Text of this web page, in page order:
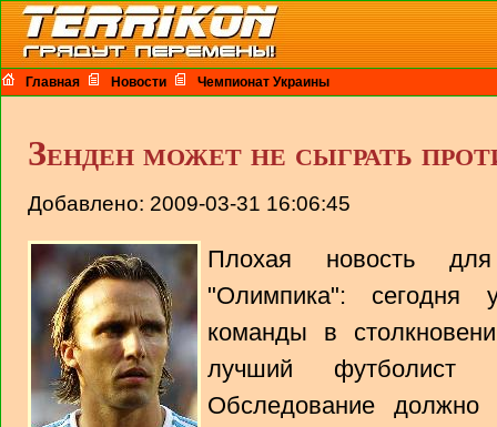
Главная Новости Чемпионат Украины
Зенден может не сыграть
Добавлено: 2009-03-31 16:06:45
Плохая новость для
"Олимпика": сегодня
команды в
лучший футболист
Обследование должно